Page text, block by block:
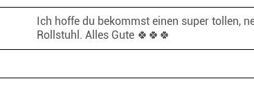
Ich hoffe du bekommst einen super tollen,
Rollstuhl. Alles Gute 🍀🍀🍀